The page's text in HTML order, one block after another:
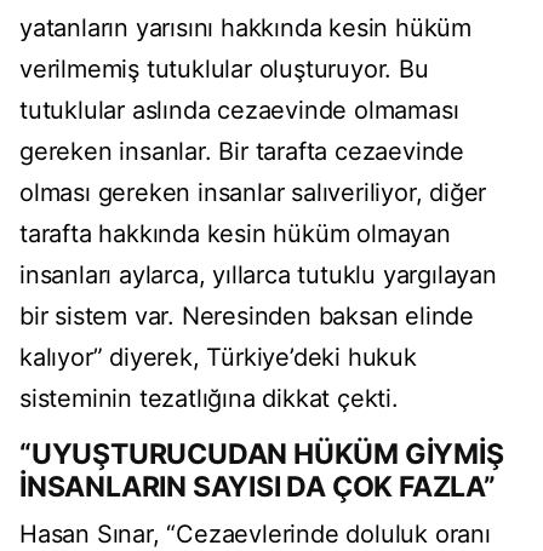
yatanların yarısını hakkında kesin hüküm
verilmemiş tutuklular oluşturuyor. Bu
tutuklular aslında cezaevinde olmaması
gereken insanlar. Bir tarafta cezaevinde
olması gereken insanlar salıveriliyor, diğer
tarafta hakkında kesin hüküm olmayan
insanları aylarca, yıllarca tutuklu yargılayan
bir sistem var. Neresinden baksan elinde
kalıyor” diyerek, Türkiye’deki hukuk
sisteminin tezatlığına dikkat çekti.
“UYUŞTURUCUDAN HÜKÜM GİYMİŞ
İNSANLARIN SAYISI DA ÇOK FAZLA”
Hasan Sınar, “Cezaevlerinde doluluk oranı